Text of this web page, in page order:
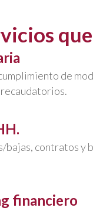
de
bajas, contratos
financiero